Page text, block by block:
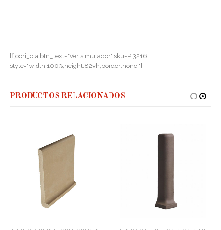
[floori_cta btn_text="Ver simulador" sku=PI3216
style="width:100%;height:82vh;border:none;"]
PRODUCTOS RELACIONADOS